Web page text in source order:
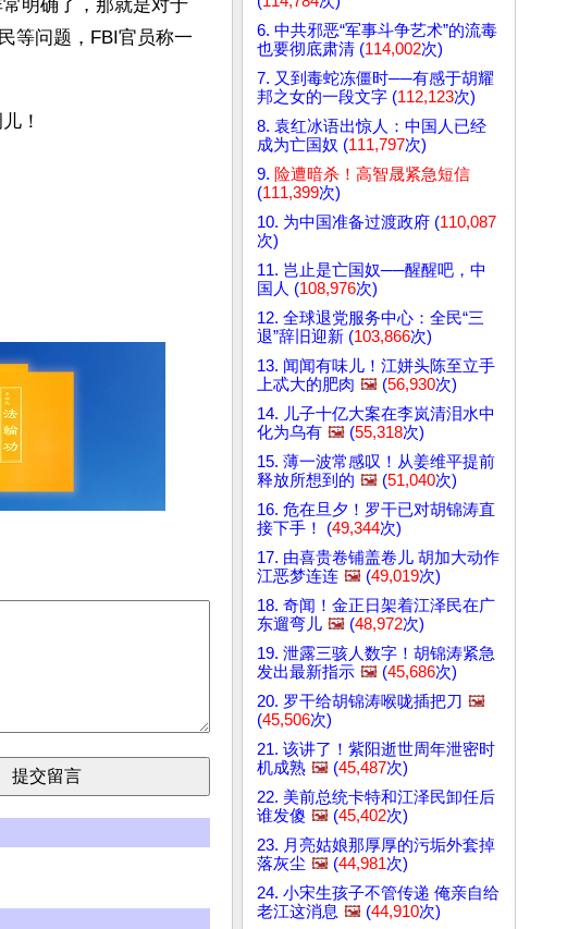
明确了，那就是对于
等问题，FBI官员称一
！
6. 中共邪恶“军事斗争艺术”的流毒
也要彻底肃清 (114,002次)
7. 又到毒蛇冻僵时──有感于胡耀
邦之女的一段文字 (112,123次)
8. 袁红冰语出惊人：中国人已经
成为亡国奴 (111,797次)
9. 险遭暗杀！高智晟紧急短信
(111,399次)
10. 为中国准备过渡政府 (110,087
次)
11. 岂止是亡国奴──醒醒吧，中
国人 (108,976次)
12. 全球退党服务中心：全民“三
退”辞旧迎新 (103,866次)
13. 闻闻有味儿！江姘头陈至立手
上忒大的肥肉 🖼️ (56,930次)
14. 儿子十亿大案在李岚清泪水中
化为乌有 🖼️ (55,318次)
15. 薄一波常感叹！从姜维平提前
释放所想到的 🖼️ (51,040次)
16. 危在旦夕！罗干已对胡锦涛直
接下手！ (49,344次)
17. 由喜贵卷铺盖卷儿 胡加大动作
江恶梦连连 🖼️ (49,019次)
18. 奇闻！金正日架着江泽民在广
东遛弯儿 🖼️ (48,972次)
19. 泄露三骇人数字！胡锦涛紧急
发出最新指示 🖼️ (45,686次)
20. 罗干给胡锦涛喉咙插把刀 🖼️
(45,506次)
21. 该讲了！紫阳逝世周年泄密时
机成熟 🖼️ (45,487次)
22. 美前总统卡特和江泽民卸任后
谁发傻 🖼️ (45,402次)
23. 月亮姑娘那厚厚的污垢外套掉
落灰尘 🖼️ (44,981次)
24. 小宋生孩子不管传递 俺亲自给
老江这消息 🖼️ (44,910次)